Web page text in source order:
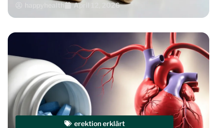
happyhealth April 12, 2026
erektion erklärt